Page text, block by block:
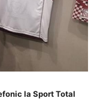
la Sport Total